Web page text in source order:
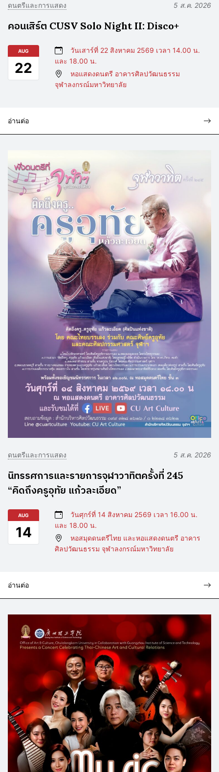
ดนตรีและการแสดง 5 ส.ค. 2026
คอนเสิร์ต CUSV Solo Night II: Disco+
AUG
22
วันเสาร์ที่ 22 สิงหาคม 2569 เวลา 14.00 น.
และ 18.00 น.
หอแสดงดนตรี อาคารศิลปวัฒนธรรม
จุฬาลงกรณ์มหาวิทยาลัย
อ่านต่อ
ดนตรีและการแสดง 5 ส.ค. 2026
นิทรรศการและรายการจุฬาวาทิตครั้งที่ 245
“คิดถึงครูอุทัย แก้วละเอียด”
AUG
14
วันศุกร์ที่ 14 สิงหาคม 2569 เวลา 16.00 น.
และ 18.00 น.
หอสมุดดนตรีไทย และหอแสดงดนตรี อาคาร
ศิลปวัฒนธรรม จุฬาลงกรณ์มหาวิทยาลัย
อ่านต่อ